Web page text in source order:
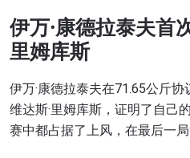
伊万·康德拉泰夫首
里姆库斯
伊万·康德拉泰夫在71.65公斤
维达斯·里姆库斯，证明了自己
赛中都占据了上风，在最后一